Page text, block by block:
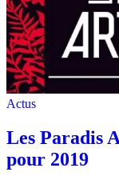
Actus
Les Paradis
pour 2019